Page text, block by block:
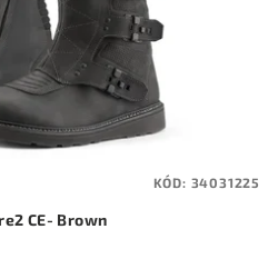
CE- Brown
KÓD: 34031225